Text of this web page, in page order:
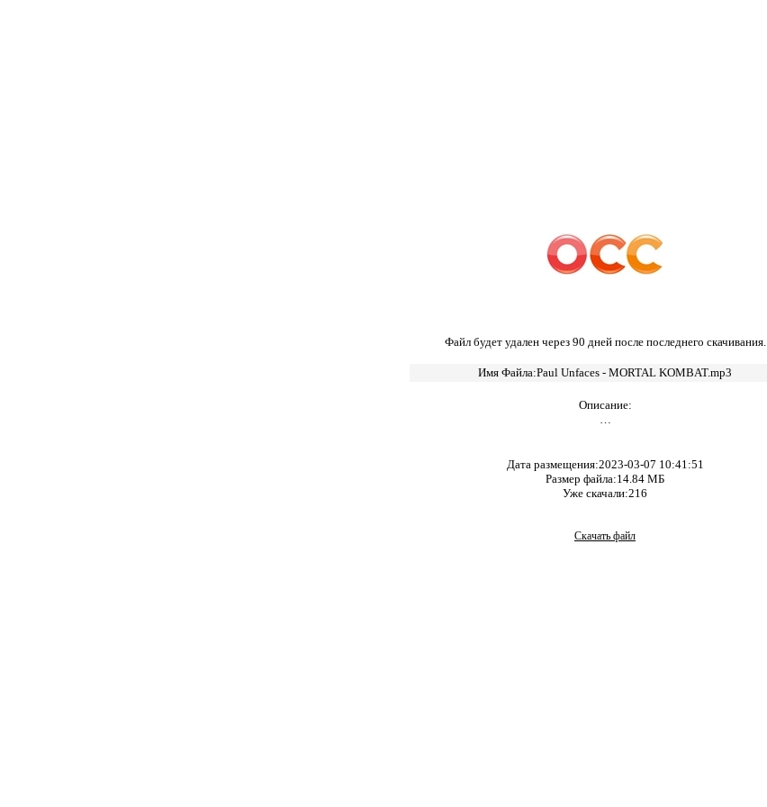
Файл будет удален через 90 дней после последнего скачивания.
Имя Файла:Paul Unfaces - MORTAL KOMBAT.mp3
Описание:
…
Дата размещения:2023-03-07 10:41:51
Размер файла:14.84 МБ
Уже скачали:216
Скачать файл